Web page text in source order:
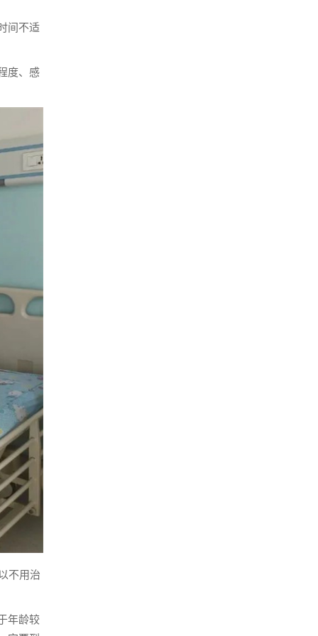
间不适
度、感
不用治
年龄较